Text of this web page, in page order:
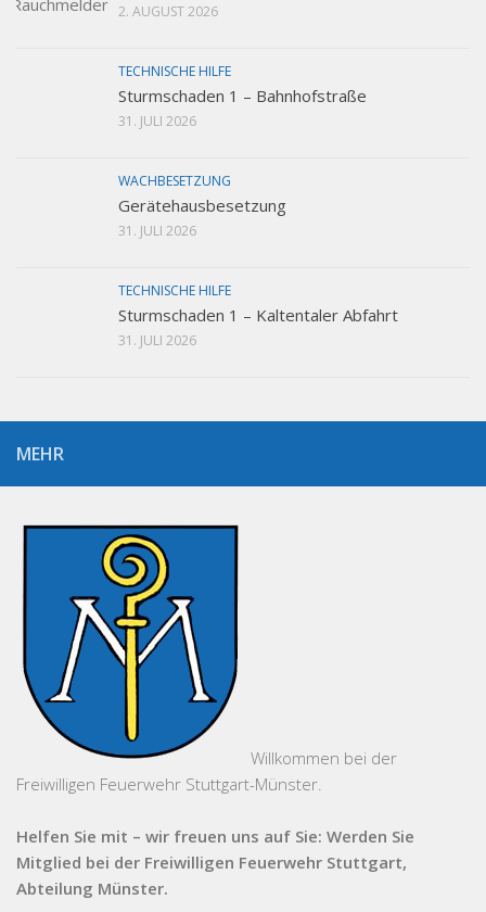
2. AUGUST 2026
TECHNISCHE HILFE
Sturmschaden 1 – Bahnhofstraße
31. JULI 2026
WACHBESETZUNG
Gerätehausbesetzung
31. JULI 2026
TECHNISCHE HILFE
Sturmschaden 1 – Kaltentaler Abfahrt
31. JULI 2026
MEHR
Willkommen bei der
Freiwilligen Feuerwehr Stuttgart-Münster.
Helfen Sie mit – wir freuen uns auf Sie: Werden Sie
Mitglied bei der Freiwilligen Feuerwehr Stuttgart,
Abteilung Münster.